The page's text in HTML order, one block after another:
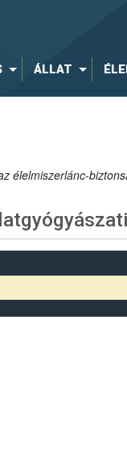
ÁLLAT
élelmiszerlánc-